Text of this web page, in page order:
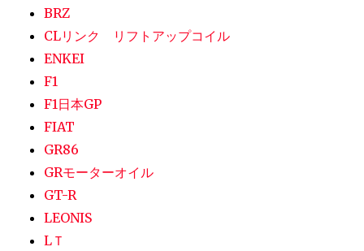
BRZ
CLリンク リフトアップコイル
ENKEI
F1
F1日本GP
FIAT
GR86
GRモーターオイル
GT-R
LEONIS
LＴ